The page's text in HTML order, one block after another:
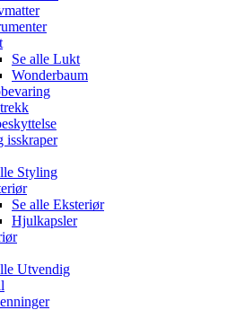
Se alle Lukt
Wonderbaum
isskraper
Styling
Se alle Eksteriør
Hjulkapsler
Utvendig